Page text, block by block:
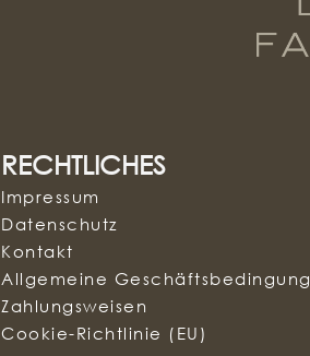
RECHTLICHES
Impressum
Datenschutz
Kontakt
Allgemeine
Zahlungsweisen
Cookie-Richtlinie (EU)